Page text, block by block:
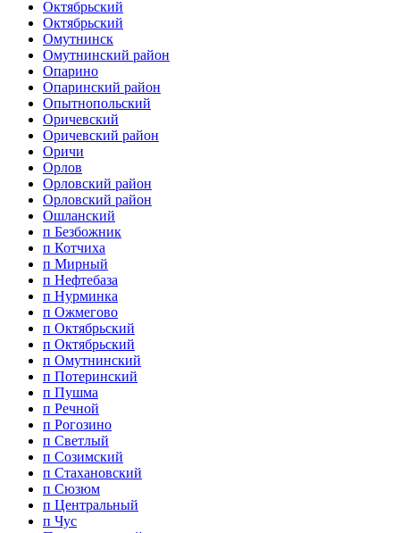
Октябрьский
Октябрьский
Омутнинск
Омутнинский район
Опарино
Опаринский район
Опытнопольский
Оричевский
Оричевский район
Оричи
Орлов
Орловский район
Орловский район
Ошланский
п Безбожник
п Котчиха
п Мирный
п Нефтебаза
п Нурминка
п Ожмегово
п Октябрьский
п Октябрьский
п Омутнинский
п Потеринский
п Пушма
п Речной
п Рогозино
п Светлый
п Созимский
п Стахановский
п Сюзюм
п Центральный
п Чус